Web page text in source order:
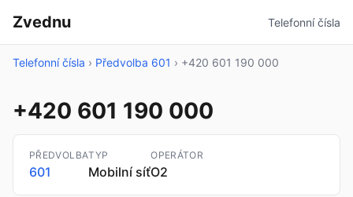
Zvednu Telefonní čísla
Telefonní čísla › Předvolba 601 › +420 601 190 000
+420 601 190 000
PŘEDVOLBA
601
TYP
Mobilní síť
OPERÁTOR
O2